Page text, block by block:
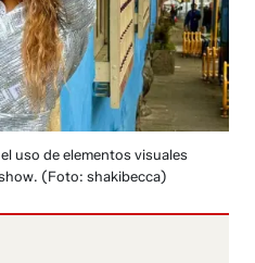
uso de elementos visuales
(Foto: shakibecca)